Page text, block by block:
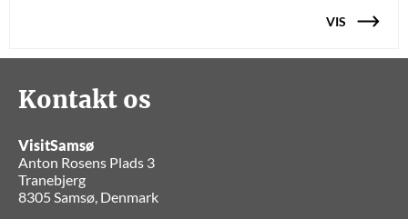
VIS
Kontakt os
VisitSamsø
Anton Rosens Plads 3
Tranebjerg
8305 Samsø, Denmark